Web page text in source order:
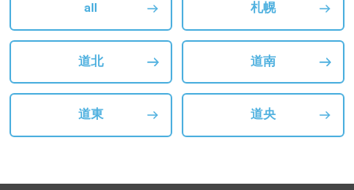
all 札幌
道北 道南
道東 道央